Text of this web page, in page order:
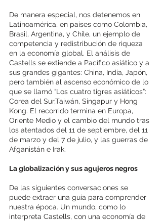
De manera especial, nos detenemos en
Latinoamérica, en países como Colombia,
Brasil, Argentina, y Chile, un ejemplo de
competencia y redistribución de riqueza
en la economía global. El análisis de
Castells se extiende a Pacífico asiático y a
sus grandes gigantes: China, India, Japón,
pero también al ascenso económico de lo
que se llamó “Los cuatro tigres asiáticos”:
Corea del Sur,Taiwán, Singapur y Hong
Kong. El recorrido termina en Europa,
Oriente Medio y el cambio del mundo tras
los atentados del 11 de septiembre, del 11
de marzo y del 7 de julio, y las guerras de
Afganistán e Irak.
La globalización y sus agujeros negros
De las siguientes conversaciones se
puede extraer una guía para comprender
nuestra época. Un mundo, como lo
interpreta Castells, con una economía de